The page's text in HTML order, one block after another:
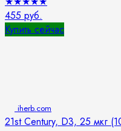
455 руб.
Купить сейчас
iherb.com
21st Century, D3, 25 мкг